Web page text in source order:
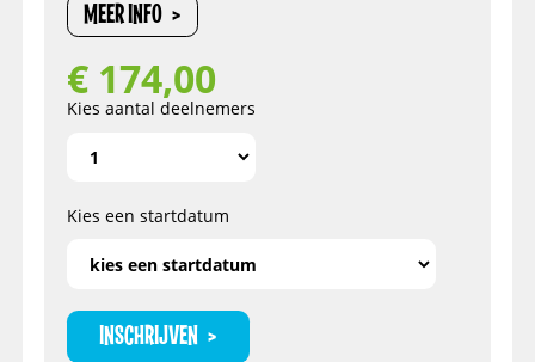
MEER INFO
€ 174,00
Kies aantal deelnemers
Kies een startdatum
INSCHRIJVEN